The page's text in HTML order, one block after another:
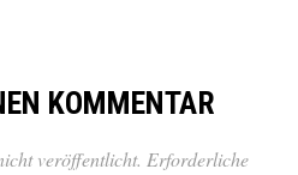
KOMMENTAR
veröffentlicht. Erforderliche